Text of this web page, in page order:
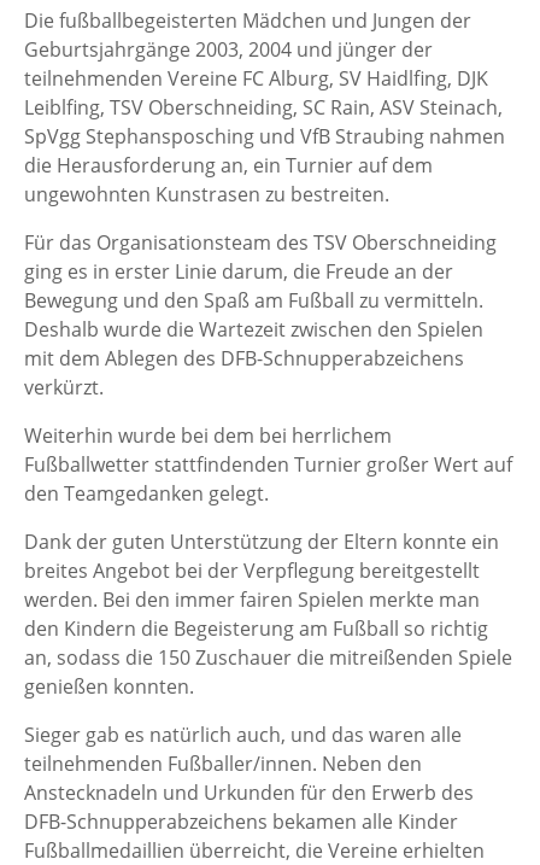
Die fußballbegeisterten Mädchen und Jungen der
Geburtsjahrgänge 2003, 2004 und jünger der
teilnehmenden Vereine FC Alburg, SV Haidlfing, DJK
Leiblfing, TSV Oberschneiding, SC Rain, ASV Steinach,
SpVgg Stephansposching und VfB Straubing nahmen
die Herausforderung an, ein Turnier auf dem
ungewohnten Kunstrasen zu bestreiten.
Für das Organisationsteam des TSV Oberschneiding
ging es in erster Linie darum, die Freude an der
Bewegung und den Spaß am Fußball zu vermitteln.
Deshalb wurde die Wartezeit zwischen den Spielen
mit dem Ablegen des DFB-Schnupperabzeichens
verkürzt.
Weiterhin wurde bei dem bei herrlichem
Fußballwetter stattfindenden Turnier großer Wert auf
den Teamgedanken gelegt.
Dank der guten Unterstützung der Eltern konnte ein
breites Angebot bei der Verpflegung bereitgestellt
werden. Bei den immer fairen Spielen merkte man
den Kindern die Begeisterung am Fußball so richtig
an, sodass die 150 Zuschauer die mitreißenden Spiele
genießen konnten.
Sieger gab es natürlich auch, und das waren alle
teilnehmenden Fußballer/innen. Neben den
Anstecknadeln und Urkunden für den Erwerb des
DFB-Schnupperabzeichens bekamen alle Kinder
Fußballmedaillien überreicht, die Vereine erhielten